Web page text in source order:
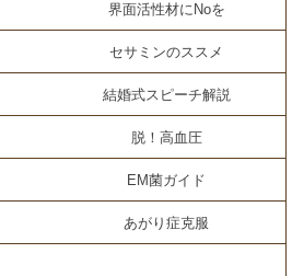
界面活性材にNoを
セサミンのススメ
結婚式スピーチ解説
脱！高血圧
EM菌ガイド
あがり症克服